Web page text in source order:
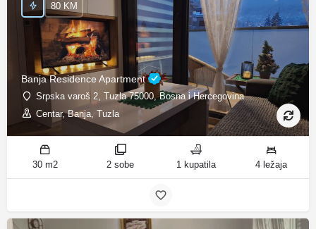
Banja Residence Apartment
Srpska varoš 2, Tuzla 75000, Bosna i Hercegovina
Centar, Banja, Tuzla
80 KM
30 m2 2 sobe 1 kupatila 4 ležaja